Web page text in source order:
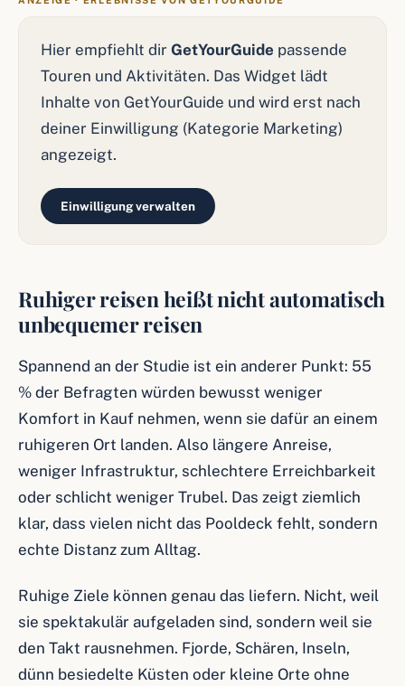
Hier empfiehlt dir GetYourGuide passende
Touren und Aktivitäten. Das Widget lädt
Inhalte von GetYourGuide und wird erst nach
deiner Einwilligung (Kategorie Marketing)
angezeigt.
Einwilligung verwalten
Ruhiger reisen heißt nicht automatisch
unbequemer reisen
Spannend an der Studie ist ein anderer Punkt: 55
% der Befragten würden bewusst weniger
Komfort in Kauf nehmen, wenn sie dafür an einem
ruhigeren Ort landen. Also längere Anreise,
weniger Infrastruktur, schlechtere Erreichbarkeit
oder schlicht weniger Trubel. Das zeigt ziemlich
klar, dass vielen nicht das Pooldeck fehlt, sondern
echte Distanz zum Alltag.
Ruhige Ziele können genau das liefern. Nicht, weil
sie spektakulär aufgeladen sind, sondern weil sie
den Takt rausnehmen. Fjorde, Schären, Inseln,
dünn besiedelte Küsten oder kleine Orte ohne